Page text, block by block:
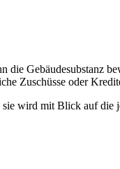
die Gebäudesubstanz
Zuschüsse oder
wird mit Blick auf die